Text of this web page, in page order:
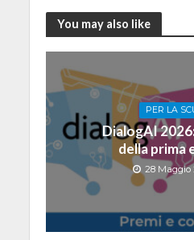
You may also like
PER LA
DialogAI
della prima
28 Maggio